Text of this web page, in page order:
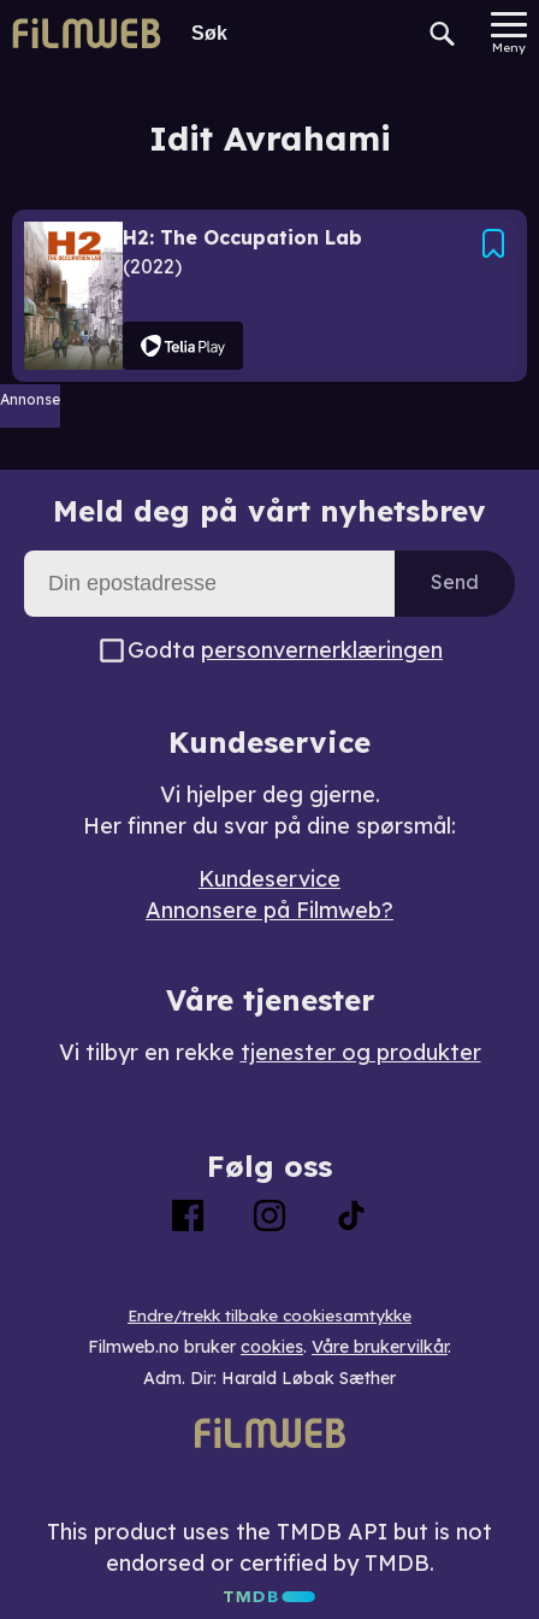
Meny
Idit Avrahami
H2: The Occupation Lab
2022
Annonse
Meld deg på vårt nyhetsbrev
Send
Godta personvernerklæringen
Kundeservice
Vi hjelper deg gjerne.
Her finner du svar på dine spørsmål:
Kundeservice
Annonsere på Filmweb?
Våre tjenester
Vi tilbyr en rekke tjenester og produkter
Følg oss
Endre/trekk tilbake cookiesamtykke
Filmweb.no bruker cookies. Våre brukervilkår.
Adm. Dir: Harald Løbak Sæther
This product uses the TMDB API but is not
endorsed or certified by TMDB.